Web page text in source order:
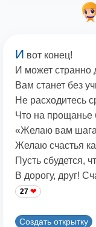
И вот конец!
И может странно
Вам станет без
Не расходитесь
Что на прощанье
«Желаю вам
Желаю счастья
Пусть сбудется,
В дорогу, друг!
27
Создать открытку